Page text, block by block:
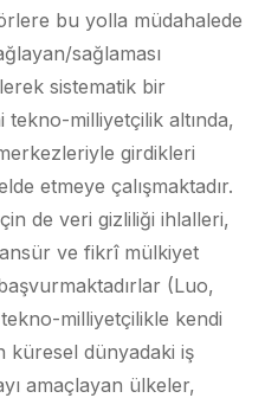
bu yolla müdahalede
sağlaması
sistematik bir
milliyetçilik altında,
girdikleri
etmeye çalışmaktadır.
de veri gizliliği ihlalleri,
ve fikrî mülkiyet
(Luo,
milliyetçilikle kendi
küresel dünyadaki iş
amaçlayan ülkeler,